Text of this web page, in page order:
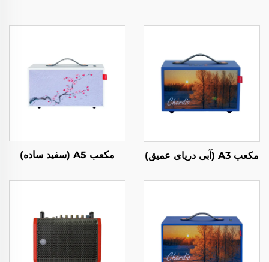
مکعب A3 (آبی دریای عمیق) مکعب A5 (سفید ساده)